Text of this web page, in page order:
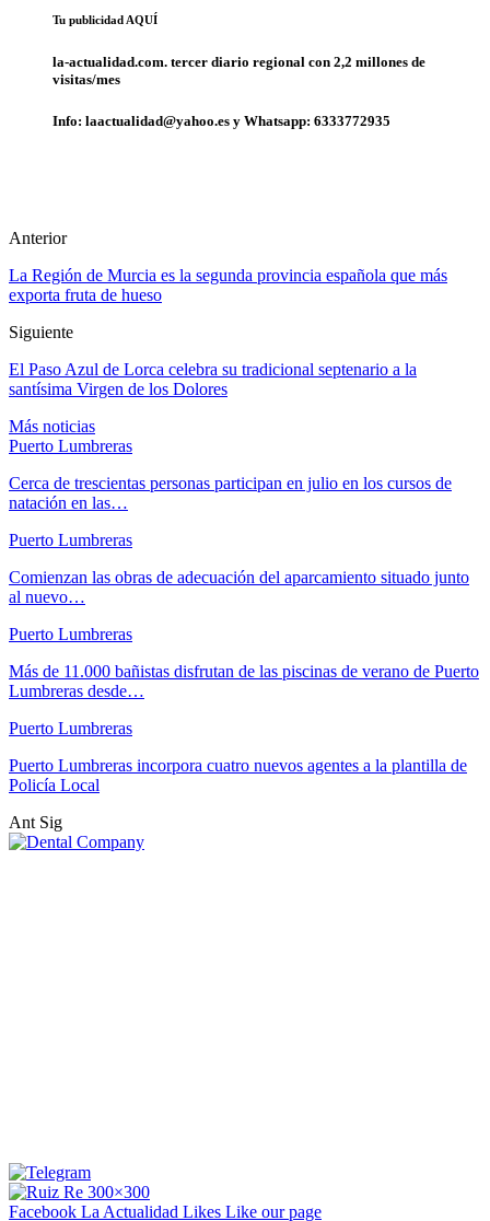
Tu publicidad AQUÍ
la-actualidad.com. tercer diario regional con 2,2 millones de
visitas/mes
Info: laactualidad@yahoo.es y Whatsapp: 6333772935
Anterior
La Región de Murcia es la segunda provincia española que más
exporta fruta de hueso
Siguiente
El Paso Azul de Lorca celebra su tradicional septenario a la
santísima Virgen de los Dolores
Más noticias
Puerto Lumbreras
Cerca de trescientas personas participan en julio en los cursos de
natación en las…
Puerto Lumbreras
Comienzan las obras de adecuación del aparcamiento situado junto
al nuevo…
Puerto Lumbreras
Más de 11.000 bañistas disfrutan de las piscinas de verano de Puerto
Lumbreras desde…
Puerto Lumbreras
Puerto Lumbreras incorpora cuatro nuevos agentes a la plantilla de
Policía Local
Ant Sig
Facebook La Actualidad Likes Like our page